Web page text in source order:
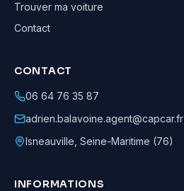
Trouver ma voiture
Contact
CONTACT
06 64 76 35 87
adrien.balavoine.agent@capcar.fr
Isneauville Seine-Maritime (76)
INFORMATIONS